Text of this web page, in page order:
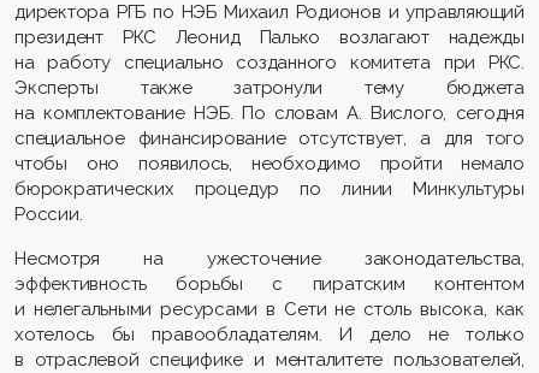
директора РГБ по НЭБ Михаил Родионов и управляющий
президент РКС Леонид Палько возлагают надежды
на работу специально созданного комитета при РКС.
Эксперты также затронули тему бюджета
на комплектование НЭБ. По словам А. Вислого, сегодня
специальное финансирование отсутствует, а для того
чтобы оно появилось, необходимо пройти немало
бюрократических процедур по линии Минкультуры
России.
Несмотря на ужесточение законодательства,
эффективность борьбы с пиратским контентом
и нелегальными ресурсами в Сети не столь высока, как
хотелось бы правообладателям. И дело не только
в отраслевой специфике и менталитете пользователей,